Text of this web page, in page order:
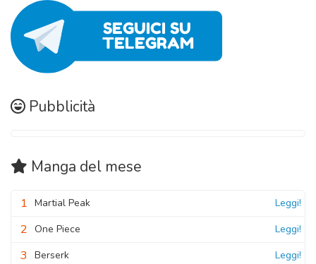
Pubblicità
Manga del mese
1 Martial Peak Leggi!
2 One Piece Leggi!
3 Berserk Leggi!